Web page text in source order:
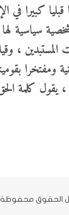
كبيرا في
سياسية لها
،
ومفتخرا
يقول كلمة